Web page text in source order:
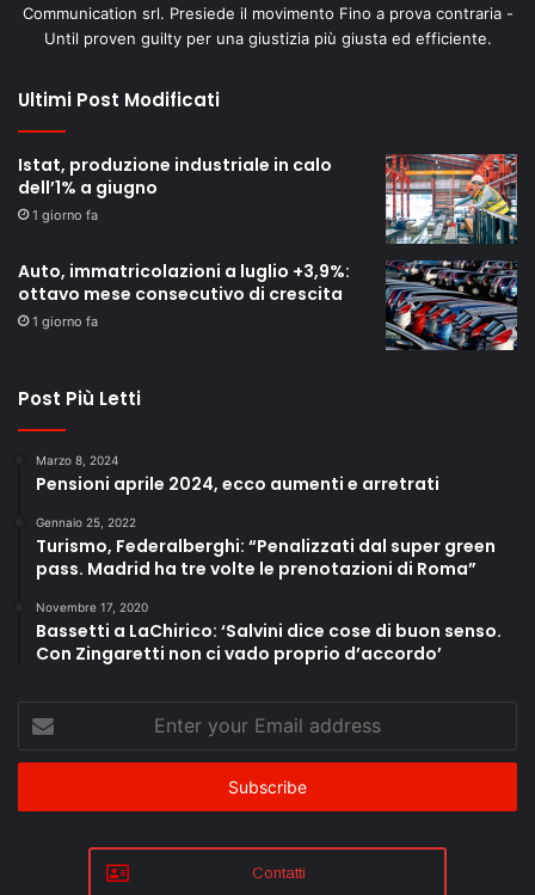
Communication srl. Presiede il movimento Fino a prova contraria -
Until proven guilty per una giustizia più giusta ed efficiente.
Ultimi Post Modificati
Istat, produzione industriale in calo
dell’1% a giugno
1 giorno fa
Auto, immatricolazioni a luglio +3,9%:
ottavo mese consecutivo di crescita
1 giorno fa
Post Più Letti
Marzo 8, 2024
Pensioni aprile 2024, ecco aumenti e arretrati
Gennaio 25, 2022
Turismo, Federalberghi: “Penalizzati dal super green
pass. Madrid ha tre volte le prenotazioni di Roma”
Novembre 17, 2020
Bassetti a LaChirico: ‘Salvini dice cose di buon senso.
Con Zingaretti non ci vado proprio d’accordo’
Enter
your
Email
Contatti